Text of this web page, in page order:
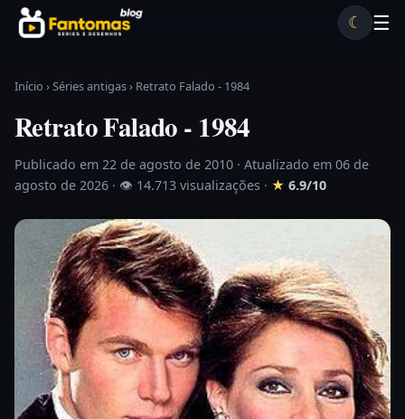
Pular para o conteúdo
☰
☾
Início ›Séries antigas› Retrato Falado - 1984
Retrato Falado - 1984
Publicado em 22 de agosto de 2010 · Atualizado em 06 de
agosto de 2026 · 👁 14.713 visualizações · ★ 6.9/10